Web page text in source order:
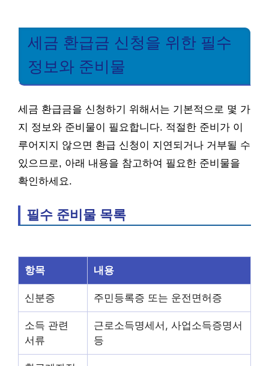
세금 환급금 신청을 위한 필수
정보와 준비물
세금 환급금을 신청하기 위해서는 기본적으로 몇 가
지 정보와 준비물이 필요합니다. 적절한 준비가 이
루어지지 않으면 환급 신청이 지연되거나 거부될 수
있으므로, 아래 내용을 참고하여 필요한 준비물을
확인하세요.
필수 준비물 목록
항목 내용
신분증 주민등록증 또는 운전면허증
소득 관련
서류
근로소득명세서, 사업소득증명서
등